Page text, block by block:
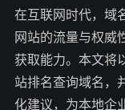
在互联网时代，域
网站的流量与权威
获取能力。本文将
站排名查询域名，
化建议，为本地企